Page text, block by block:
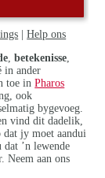
|Help ons
,betekenisse
in ander
toe inPharos
ook
bygevoeg.
vind dit dadelik,
jy moet aandui
’n lewende
Neem aan ons